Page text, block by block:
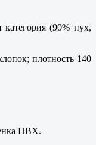
(90% пух,
плотность 140
ПВХ.